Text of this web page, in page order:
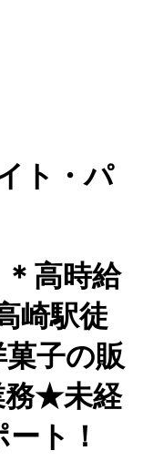
ト・パ
＊高時給
崎駅徒
子の販
務★未経
ト！